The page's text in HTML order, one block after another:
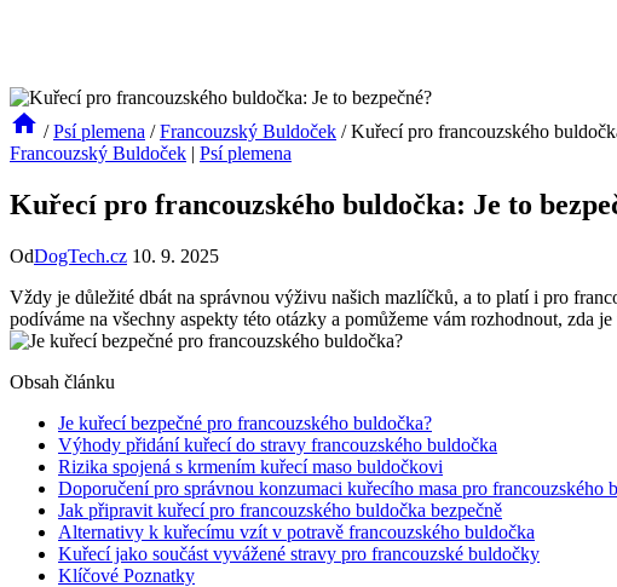
/ Psí plemena / Francouzský Buldoček / Kuřecí pro francouzského
Francouzský Buldoček | Psí plemena
Kuřecí pro francouzského buldočka: Je to
OdDogTech.cz 10. 9. 2025
Vždy je důležité dbát na správnou výživu našich mazlíčků, a to platí i pro
podíváme na všechny aspekty této otázky a pomůžeme vám rozhodnout, zda
Obsah článku
Je kuřecí bezpečné pro francouzského buldočka?
Výhody přidání kuřecí do stravy francouzského buldočka
Rizika spojená s krmením kuřecí maso buldočkovi
Doporučení pro správnou konzumaci kuřecího masa pro francouzského
Jak připravit kuřecí pro francouzského buldočka bezpečně
Alternativy k kuřecímu vzít v potravě francouzského buldočka
Kuřecí jako součást vyvážené stravy pro francouzské buldočky
Klíčové Poznatky